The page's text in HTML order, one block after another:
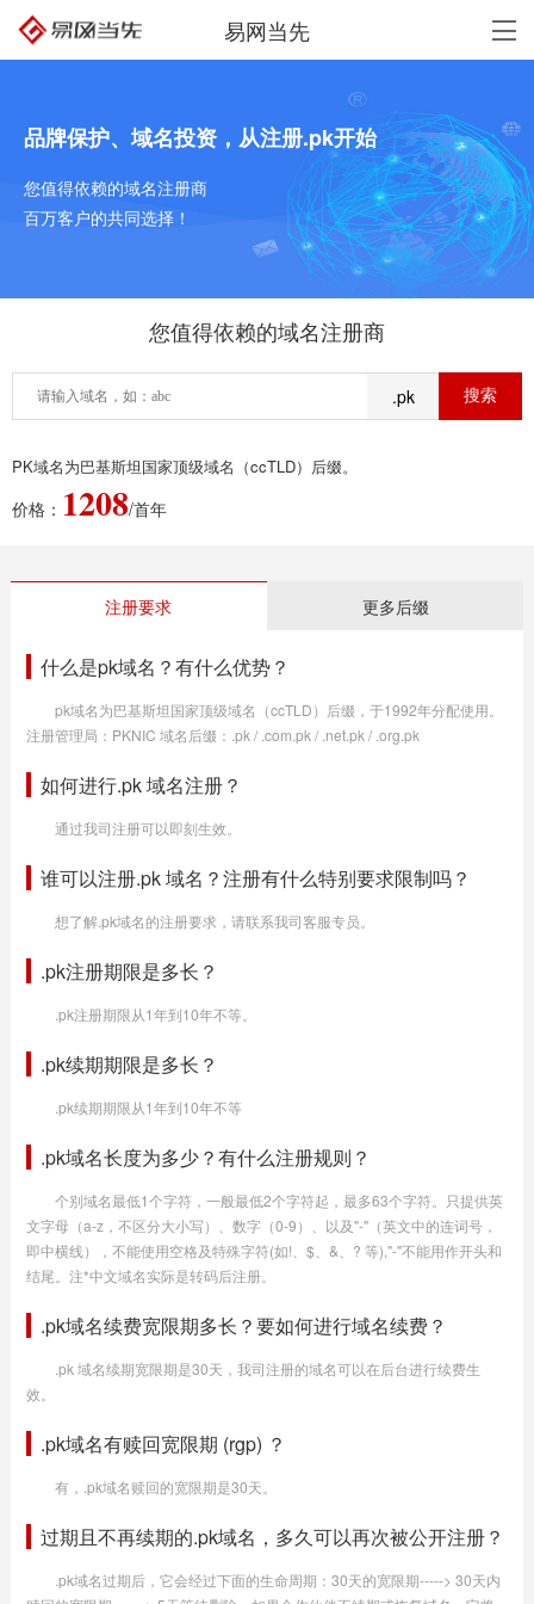
易网当先
品牌保护、域名投资，从注册.pk开始
您值得依赖的域名注册商
百万客户的共同选择！
您值得依赖的域名注册商
.pk
PK域名为巴基斯坦国家顶级域名（ccTLD）后缀。
价格： 1208/首年
注册要求 更多后缀
什么是pk域名？有什么优势？
pk域名为巴基斯坦国家顶级域名（ccTLD）后缀，于1992年分配使用。
注册管理局：PKNIC 域名后缀：.pk / .com.pk / .net.pk / .org.pk
如何进行.pk 域名注册？
通过我司注册可以即刻生效。
谁可以注册.pk 域名？注册有什么特别要求限制吗？
想了解.pk域名的注册要求，请联系我司客服专员。
.pk注册期限是多长？
.pk注册期限从1年到10年不等。
.pk续期期限是多长？
.pk续期期限从1年到10年不等
.pk域名长度为多少？有什么注册规则？
个别域名最低1个字符，一般最低2个字符起，最多63个字符。只提供英
文字母（a-z，不区分大小写）、数字（0-9）、以及"-"（英文中的连词号，
即中横线），不能使用空格及特殊字符(如!、$、&、? 等),"-"不能用作开头和
结尾。注*中文域名实际是转码后注册。
.pk域名续费宽限期多长？要如何进行域名续费？
.pk 域名续期宽限期是30天，我司注册的域名可以在后台进行续费生
效。
.pk域名有赎回宽限期 (rgp) ？
有，.pk域名赎回的宽限期是30天。
过期且不再续期的.pk域名，多久可以再次被公开注册？
.pk域名过期后，它会经过下面的生命周期：30天的宽限期-----> 30天内